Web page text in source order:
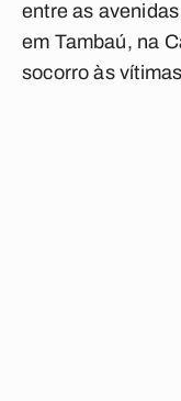
entre as
em Tambaú, na
socorro às